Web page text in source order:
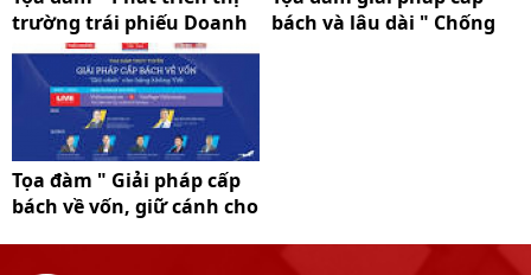
trường trái phiếu Doanh
nghiệp- Cân bằng lợi ích
giữa nhà phát hành và
nhà đầu tư"
bách và lâu dài " Chống
Tọa đàm " Giải pháp cấp
bách về vốn, giữ cánh cho